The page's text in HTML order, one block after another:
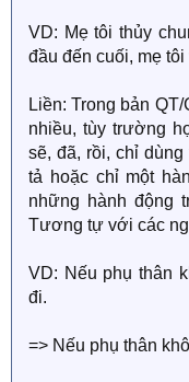
VD: Mẹ tôi thủy
đầu đến cuối, mẹ
Liền: Trong bản
nhiều, tùy trường
sẽ, đã, rồi, chỉ
tả hoặc chỉ một
những hành động
Tương tự với các
VD: Nếu phụ thân
đi.
=> Nếu phụ thân